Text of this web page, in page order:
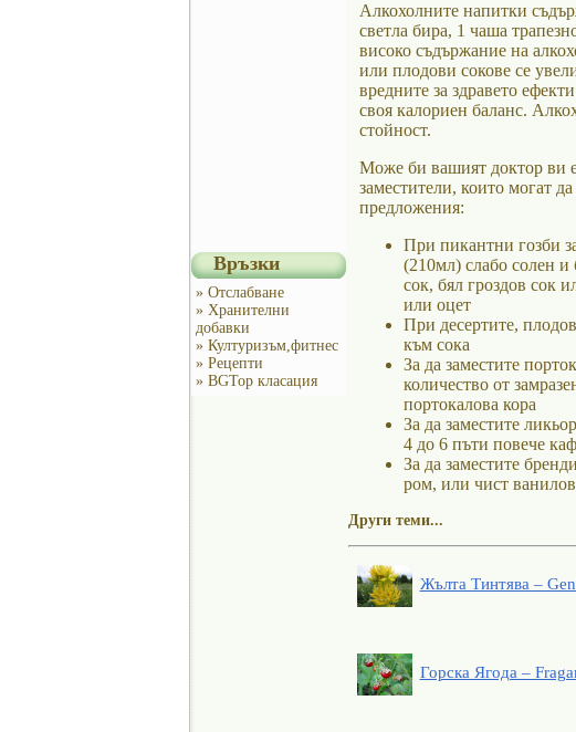
Връзки
» Отслабване
» Хранителни
добавки
» Културизъм,фитнес
» Рецепти
» BGTop класация
Алкохолните напитки
светла бира, 1 чаша
високо съдържание на
или плодови сокове се
вредните за здравето
своя калориен баланс.
стойност.
Може би вашият доктор ви
заместители, които могат
предложения:
При пикантни гозби
(210мл) слабо солен
сок, бял гроздов сок
или оцет
При десертите,
към сока
За да заместите
количество от
портокалова кора
За да заместите
4 до 6 пъти повече
За да заместите
ром, или чист ванилов
Други теми...
Жълта Тинтява –
Горска Ягода –